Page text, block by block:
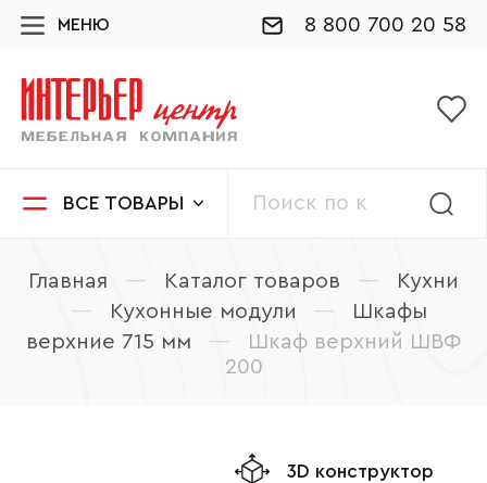
МЕНЮ 8 800 700 20 58
ВСЕ ТОВАРЫ
Главная — Каталог товаров —
Кухни
—
Кухонные модули —
Шкафы
верхние 715 мм
—
Шкаф верхний ШВФ
200
3D конструктор